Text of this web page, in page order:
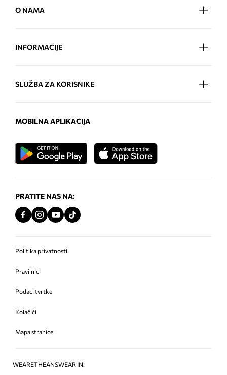
O NAMA
INFORMACIJE
SLUŽBA ZA KORISNIKE
MOBILNA APLIKACIJA
PRATITE NAS NA:
Politika privatnosti
Pravilnici
Podaci tvrtke
Kolačići
Mapa stranice
WEARETHEANSWEAR IN: